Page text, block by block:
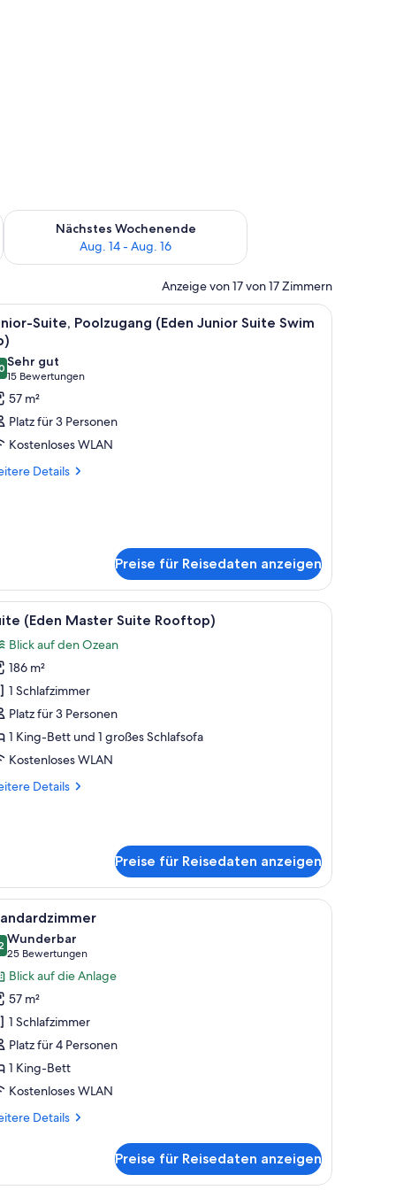
Aug. 7 - Aug. 9.
Nächstes Wochenende
Aug. 14 - Aug. 16
Überprüfe die Verfügbarkeit für nächstes Wochenende, Aug.
Anzeige von 17 von 17 Zimmern
und einer Struktur mit Reetdach.Eine Dachterrasse mit Pool, Liegestühlen und
3
Suite, Poolzugang (Eden Junior Suite Swim
von 10
Sehr gut
15 Bewertungen
(15
Bewertungen)
57 m²
Platz für 3 Personen
Kostenloses WLAN
Details
Preise für Reisedaten anzeigen
Bett, einem Flachbildfernseher, einem grünen Sessel, einem kleinen
Ein überdachter Außenbereich mit
5 (Eden Master Suite Rooftop)
Blick auf den Ozean
186 m²
1 Schlafzimmer
Platz für 3 Personen
1 King-Bett und 1 großes Schlafsofa
Kostenloses WLAN
Details
Preise für Reisedaten anzeigen
mit Obst und einem Bett mit weißer Bettwäsche.
einem Fernseher und Blick ins Freie.Ein Hotelzimmer mit einem großen Bett,
6
von 10
Wunderbar
25 Bewertungen
(25
Bewertungen)
Blick auf die Anlage
57 m²
1 Schlafzimmer
Platz für 4 Personen
1 King-Bett
Kostenloses WLAN
Details
Preise für Reisedaten anzeigen